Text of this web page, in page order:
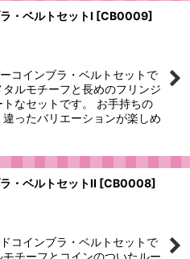
・ベルトセットI [CB0009]
コインブラ・ベルトセットで
ルモチーフと長めのフリンジ
なセットです。 お手持ちの
ったバリエーションが楽しめ
・ベルトセットII [CB0008]
コインブラ・ベルトセットで
チーフとコインのついたルー